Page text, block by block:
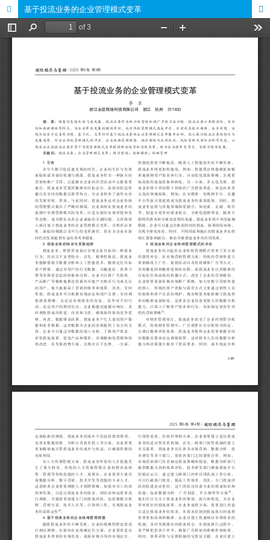
基于投流业务的企业管理模式变革